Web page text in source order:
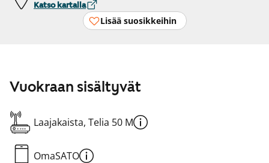
Katso kartalla
Lisää suosikkeihin
Vuokraan sisältyvät
Laajakaista, Telia 50 M
OmaSATO